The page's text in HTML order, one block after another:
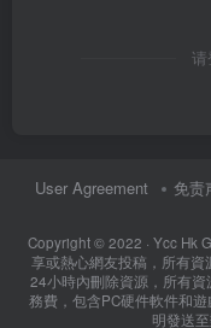
请
User Agreement 免责
Copyright © 2022 · Ycc Hk
享或熱心網友投稿，所有
24小時內刪除資源，所有
務費，包含PC硬件軟件和
明發送